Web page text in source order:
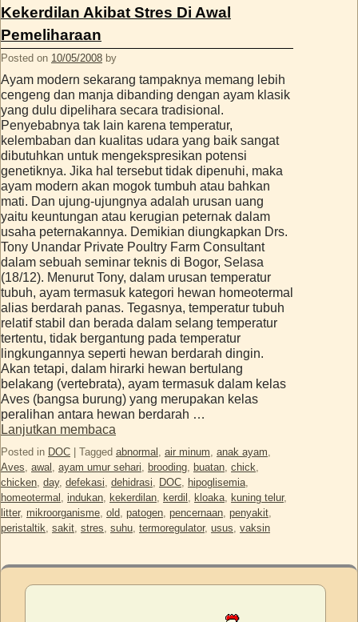
Kekerdilan Akibat Stres Di Awal
Pemeliharaan
Posted on 10/05/2008 by
Ayam modern sekarang tampaknya memang lebih
cengeng dan manja dibanding dengan ayam klasik
yang dulu dipelihara secara tradisional.
Penyebabnya tak lain karena temperatur,
kelembaban dan kualitas udara yang baik sangat
dibutuhkan untuk mengekspresikan potensi
genetiknya. Jika hal tersebut tidak dipenuhi, maka
ayam modern akan mogok tumbuh atau bahkan
mati. Dan ujung-ujungnya adalah urusan uang
yaitu keuntungan atau kerugian peternak dalam
usaha peternakannya. Demikian diungkapkan Drs.
Tony Unandar Private Poultry Farm Consultant
dalam sebuah seminar teknis di Bogor, Selasa
(18/12). Menurut Tony, dalam urusan temperatur
tubuh, ayam termasuk kategori hewan homeotermal
alias berdarah panas. Tegasnya, temperatur tubuh
relatif stabil dan berada dalam selang temperatur
tertentu, tidak bergantung pada temperatur
lingkungannya seperti hewan berdarah dingin.
Akan tetapi, dalam hirarki hewan bertulang
belakang (vertebrata), ayam termasuk dalam kelas
Aves (bangsa burung) yang merupakan kelas
peralihan antara hewan berdarah …
Lanjutkan membaca
Posted in DOC Tagged abnormal , air minum, anak ayam,
Aves, awal , ayam umur sehari, brooding, buatan, chick,
chicken, day, defekasi, dehidrasi, DOC, hipoglisemia,
homeotermal , indukan, kekerdilan, kerdil , kloaka, kuning telur,
litter, mikroorganisme, old, patogen, pencernaan, penyakit,
peristaltik, sakit, stres, suhu, termoregulator, usus, vaksin